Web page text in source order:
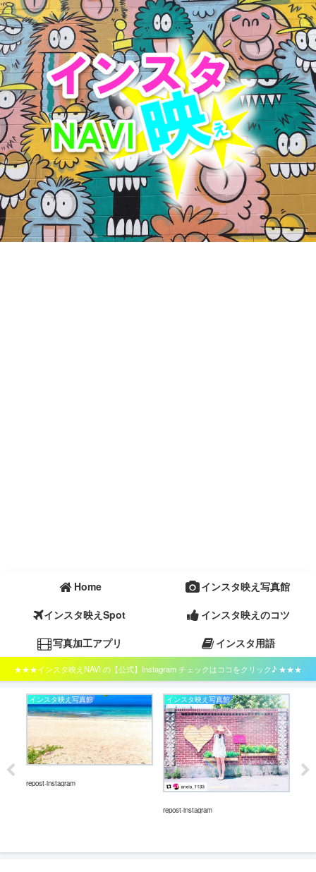
Home
インスタ映え写真館
インスタ映えSpot
インスタ映えのコツ
写真加工アプリ
インスタ用語
★★★インスタ映えNAVI の【公式】Instagram チェックはココをクリック♪ ★★★
インスタ映え写真館
repost-instagram
インスタ映え写真館
repost-instagram